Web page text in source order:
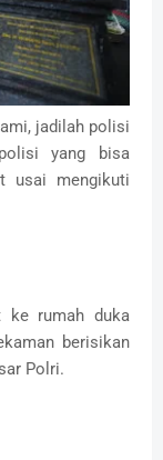
jadilah polisi
yang bisa
usai mengikuti
ke rumah duka
berisikan
Polri.